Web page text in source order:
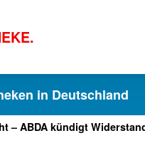
in Deutschland
– ABDA kündigt